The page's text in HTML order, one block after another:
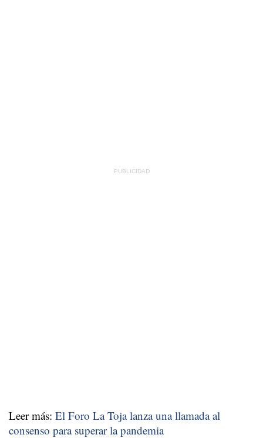
Leer más: El Foro La Toja lanza una llamada al
consenso para superar la pandemia